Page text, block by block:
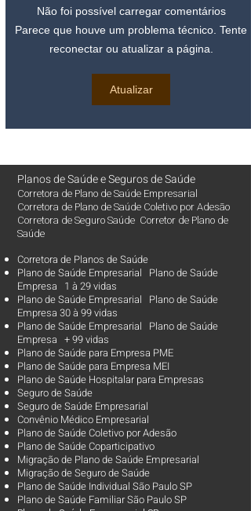
Não foi possível carregar comentários
Parece que houve um problema técnico. Tente
reconectar ou atualizar a página.
Atualizar
Planos de SaúdeeSeguros de Saúde
Corretora de Plano de Saúde Empresarial
Corretora de Plano de Saúde Coletivo por Adesão
Corretora de Seguro Saúde Corretor de Plano de
Saúde
Corretora de Planos de Saúde
Plano de Saúde Empresarial Plano de Saúde
Empresa 1 à 29 vidas
Plano de Saúde Empresarial Plano de Saúde
Empresa 30 à 99 vidas ​
Plano de Saúde Empresarial Plano de Saúde
Empresa + 99 vidas
Plano de Saúde para Empresa PME
Plano de Saúde para Empresa MEI
Plano de Saúde Hospitalar para Empresas
Seguro de Saúde
Seguro de Saúde Empresarial
Convênio Médico Empresarial
Plano de Saúde Coletivo por Adesão
Plano de Saúde Coparticipativo
Migração de Plano de Saúde Empresarial
Migração de Seguro de Saúde
Plano de Saúde Individual São Paulo SP
Plano de Saúde Familiar São Paulo SP